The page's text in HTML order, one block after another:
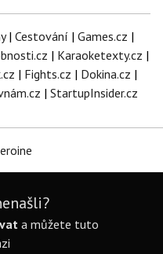
| Cestování | Games.cz |
| Karaoketexty.cz |
| Fights.cz | Dokina.cz |
| StartupInsider.cz
a můžete tuto